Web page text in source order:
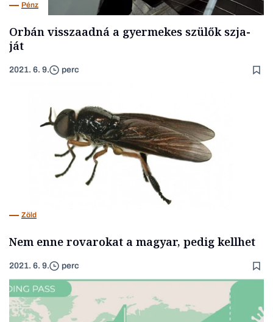
Pénz
Orbán visszaadná a gyermekes szülők szja-
ját
2021. 6. 9. perc
Zöld
Nem enne rovarokat a magyar, pedig kellhet
2021. 6. 9. perc